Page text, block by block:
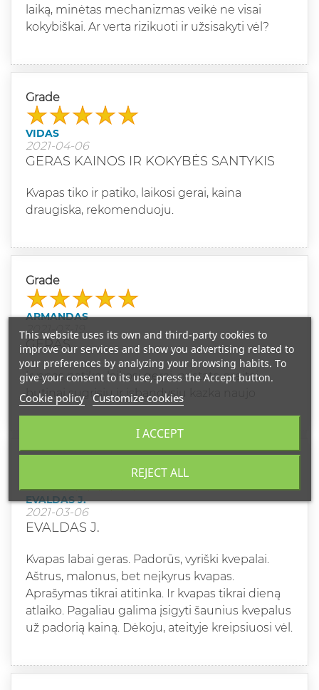
laiką, minėtas mechanizmas veikė ne visai
kokybiškai. Ar verta rizikuoti ir užsisakyti vėl?
Grade
VIDAS
2021-04-06
GERAS KAINOS IR KOKYBĖS SANTYKIS
Kvapas tiko ir patiko, laikosi gerai, kaina
draugiska, rekomenduoju.
Grade
ARMANDAS
2021-03-19
GERAS
kvapas patiko, laikosi gerai, pristate greitai.
butinai sugrisiu ir isbandysiu kazka naujo
EVALDAS J.
2021-03-06
EVALDAS J.
Kvapas labai geras. Padorūs, vyriški kvepalai.
Aštrus, malonus, bet neįkyrus kvapas.
Aprašymas tikrai atitinka. Ir kvapas tikrai dieną
atlaiko. Pagaliau galima įsigyti šaunius kvepalus
už padorią kainą. Dėkoju, ateityje kreipsiuosi vėl.
This website uses its own and third-party cookies to
improve our services and show you advertising related to
your preferences by analyzing your browsing habits. To
give your consent to its use, press the Accept button.
Cookie policy Customize cookies
REJECT ALL
I ACCEPT